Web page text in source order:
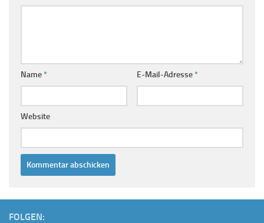
Name* E-Mail-Adresse*
Website
FOLGEN: